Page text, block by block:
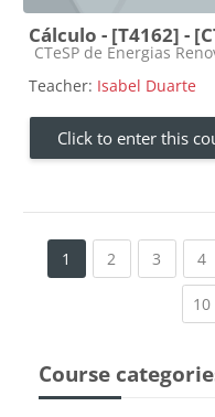
Cálculo - [T4162] -
Course category
CTeSP de Energias
Teacher: Isabel Duarte
Click to enter this
1 2 (current)
3 (current)
4
10
Course